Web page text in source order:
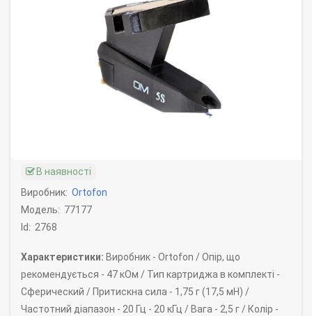
В наявності
Виробник: Ortofon
Модель: 77177
Id: 2768
Характеристики: Виробник - Ortofon /Опір, що
рекомендується - 47 кОм / Тип картриджа в комплекті -
Сферический / Притискна сила - 1,75 г (17,5 мН) /
Частотний діапазон - 20 Гц - 20 кГц / Вага - 2,5 г / Колір -